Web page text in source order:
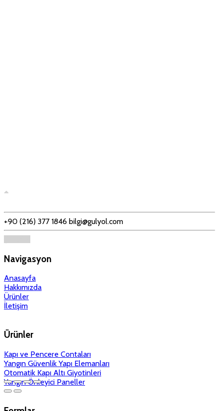
+90 (216) 377 1846 bilgi@gulyol.com
Navigasyon
Anasayfa
Hakkımızda
Ürünler
İletişim
Ürünler
Kapı ve Pencere Contaları
Yangın Güvenlik Yapı Elemanları
Otomatik Kapı Altı Giyotinleri
Yangın Önleyici Paneller